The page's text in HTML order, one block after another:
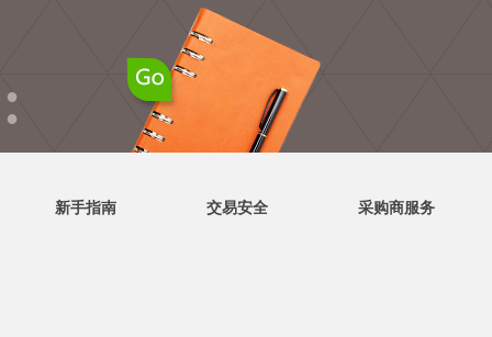
●
●
新手指南 交易安全 采购商服务